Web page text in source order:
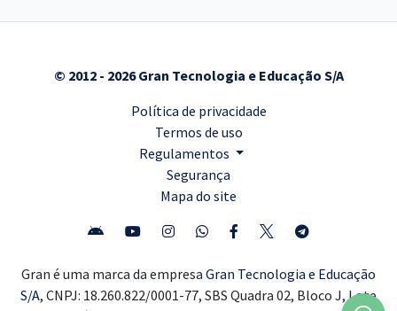
© 2012 - 2026 Gran Tecnologia e Educação S/A
Política de privacidade
Termos de uso
Regulamentos
Segurança
Mapa do site
Gran é uma marca da empresa Gran Tecnologia e Educação
S/A, CNPJ: 18.260.822/0001-77, SBS Quadra 02, Bloco J, Lote